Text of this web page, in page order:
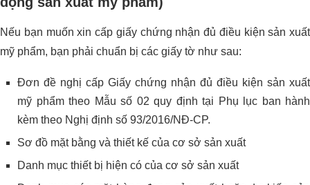
Nếu bạn muốn xin cấp giấy chứng nhận đủ điều kiện sản xuất
mỹ phẩm, bạn phải chuẩn bị các giấy tờ như sau:
Đơn đề nghị cấp Giấy chứng nhận đủ điều kiện sản xuất
mỹ phẩm theo Mẫu số 02 quy định tại Phụ lục ban hành
kèm theo Nghị định số 93/2016/NĐ-CP.
Sơ đồ mặt bằng và thiết kế của cơ sở sản xuất
Danh mục thiết bị hiện có của cơ sở sản xuất